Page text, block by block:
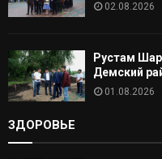
02.08.2026
Рустам
Демский
01.08.2026
ЗДОРОВЬЕ